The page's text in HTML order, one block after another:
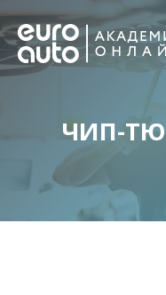
ЧИП-